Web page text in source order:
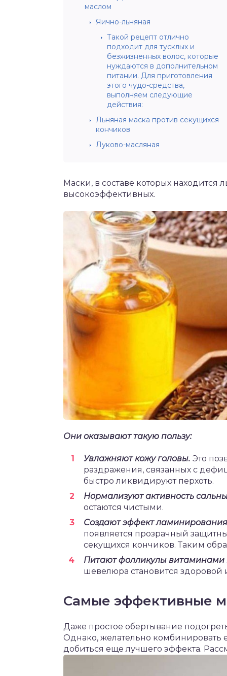
маслом
Яично-льняная
Такой рецепт отлично
подходит для тусклых и
безжизненных волос, которые
нуждаются в дополнительном
питании. Для приготовления
этого чудо-средства,
выполняем следующие
действия:
Льняная маска против секущихся
кончиков
Луково-масляная
Маски, в составе которых
высокоэффективных.
Они оказывают такую пользу:
Увлажняют кожу головы. Это
раздражения, связанных с
быстро ликвидируют перхоть.
Нормализуют активность
остаются чистыми.
Создают эффект ламинирования
появляется прозрачный
секущихся кончиков. Таким
Питают фолликулы
шевелюра становится здоровой
Самые эффективные
Даже простое обертывание
Однако, желательно комбинировать
добиться еще лучшего эффекта.